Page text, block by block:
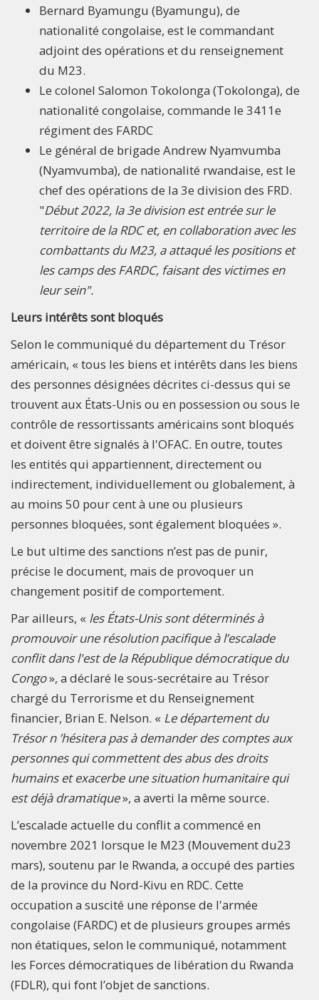
Bernard Byamungu (Byamungu), de
nationalité congolaise, est le commandant
adjoint des opérations et du renseignement
du M23.
Le colonel Salomon Tokolonga (Tokolonga), de
nationalité congolaise, commande le 3411e
régiment des FARDC
Le général de brigade Andrew Nyamvumba
(Nyamvumba), de nationalité rwandaise, est le
chef des opérations de la 3e division des FRD.
"Début 2022, la 3e division est entrée sur le
territoire de la RDC et, en collaboration avec les
combattants du M23, a attaqué les positions et
les camps des FARDC, faisant des victimes en
leur sein".
Leurs intérêts sont bloqués
Selon le communiqué du département du Trésor
américain, « tous les biens et intérêts dans les biens
des personnes désignées décrites ci-dessus qui se
trouvent aux États-Unis ou en possession ou sous le
contrôle de ressortissants américains sont bloqués
et doivent être signalés à l'OFAC. En outre, toutes
les entités qui appartiennent, directement ou
indirectement, individuellement ou globalement, à
au moins 50 pour cent à une ou plusieurs
personnes bloquées, sont également bloquées ».
Le but ultime des sanctions n’est pas de punir,
précise le document, mais de provoquer un
changement positif de comportement.
Par ailleurs, « les États-Unis sont déterminés à
promouvoir une résolution pacifique à l’escalade
conflit dans l'est de la République démocratique du
Congo», a déclaré le sous-secrétaire au Trésor
chargé du Terrorisme et du Renseignement
financier, Brian E. Nelson. « Le département du
Trésor n ’hésitera pas à demander des comptes aux
personnes qui commettent des abus des droits
humains et exacerbe une situation humanitaire qui
est déjà dramatique», a averti la même source.
L’escalade actuelle du conflit a commencé en
novembre 2021 lorsque le M23 (Mouvement du23
mars), soutenu par le Rwanda, a occupé des parties
de la province du Nord-Kivu en RDC. Cette
occupation a suscité une réponse de l'armée
congolaise (FARDC) et de plusieurs groupes armés
non étatiques, selon le communiqué, notamment
les Forces démocratiques de libération du Rwanda
(FDLR), qui font l’objet de sanctions.